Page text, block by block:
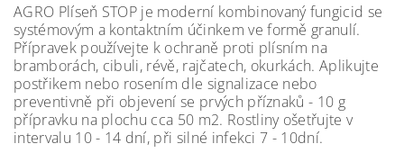
AGRO Plíseň STOP je moderní kombinovaný fungicid se
systémovým a kontaktním účinkem ve formě granulí.
Přípravek používejte k ochraně proti plísním na
bramborách, cibuli, révě, rajčatech, okurkách. Aplikujte
postřikem nebo rosením dle signalizace nebo
preventivně při objevení se prvých příznaků - 10 g
přípravku na plochu cca 50 m2. Rostliny ošetřujte v
intervalu 10 - 14 dní, při silné infekci 7 - 10dní.